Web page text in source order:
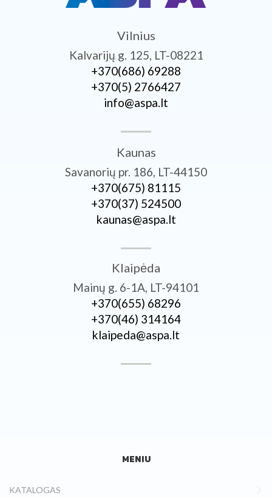
Vilnius
Kalvarijų g. 125, LT-08221
+370­(686) 69288
+370­(5) 2766427
info@aspa.lt
Kaunas
Savanorių pr. 186, LT-44150
+370­(675) 81115
+370­(37) 524500
kaunas@aspa.lt
Klaipėda
Mainų g. 6-1A, LT-94101
+370­(655) 68296
+370­(46) 314164
klaipeda@aspa.lt
MENIU
KATALOGAS